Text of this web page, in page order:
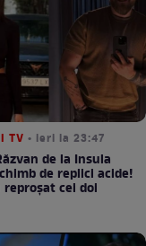
TV • ieri la 23:47
de la Insula
de replici acide!
reproșat cei doi